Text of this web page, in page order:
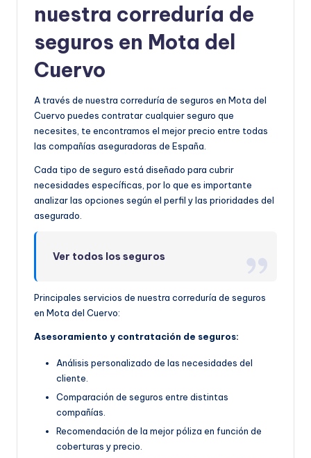
nuestra correduría de
seguros en Mota del
Cuervo
A través de nuestra correduría de seguros en Mota del
Cuervo puedes contratar cualquier seguro que
necesites, te encontramos el mejor precio entre todas
las compañías aseguradoras de España.
Cada tipo de seguro está diseñado para cubrir
necesidades específicas, por lo que es importante
analizar las opciones según el perfil y las prioridades del
asegurado.
Ver todos los seguros
Principales servicios de nuestra correduría de seguros
en Mota del Cuervo:
Asesoramiento y contratación de seguros:
Análisis personalizado de las necesidades del
cliente.
Comparación de seguros entre distintas
compañías.
Recomendación de la mejor póliza en función de
coberturas y precio.